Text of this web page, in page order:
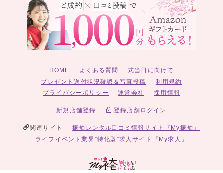
HOME よくある質問
式当日に向けて
プレゼント送付状況確認＆写真投稿
利用規約
プライバシーポリシー
運営会社 採用情報
新規店舗登録 登録店舗ログイン
関連サイト
振袖レンタル口コミ情報サイト『My振袖』
ライフイベント業界”特化型”求人サイト『My求人』